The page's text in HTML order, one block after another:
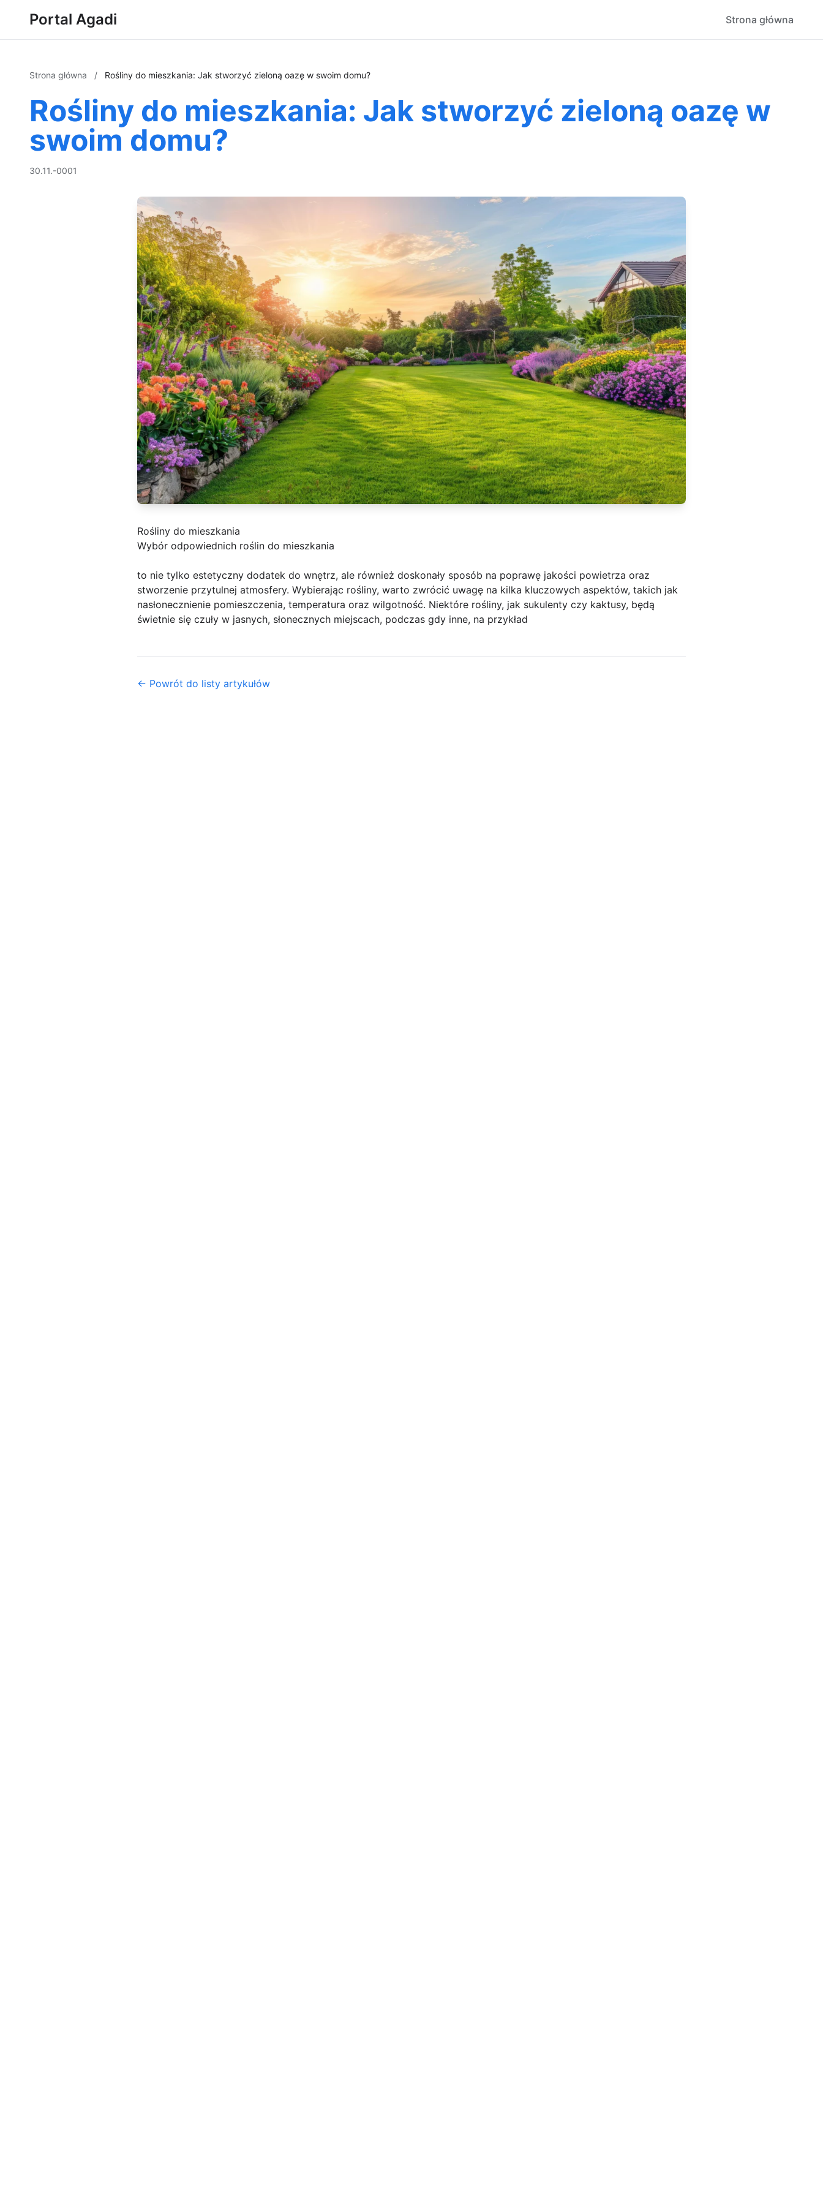
Portal Agadi Strona główna
Strona główna / Rośliny do mieszkania: Jak stworzyć zieloną oazę w swoim domu?
Rośliny do mieszkania: Jak stworzyć zieloną oazę w
swoim domu?
30.11.-0001
Rośliny do mieszkania
Wybór odpowiednich roślin do mieszkania
to nie tylko estetyczny dodatek do wnętrz, ale również doskonały sposób na poprawę jakości powietrza oraz
stworzenie przytulnej atmosfery. Wybierając rośliny, warto zwrócić uwagę na kilka kluczowych aspektów, takich jak
nasłonecznienie pomieszczenia, temperatura oraz wilgotność. Niektóre rośliny, jak sukulenty czy kaktusy, będą
świetnie się czuły w jasnych, słonecznych miejscach, podczas gdy inne, na przykład
← Powrót do listy artykułów